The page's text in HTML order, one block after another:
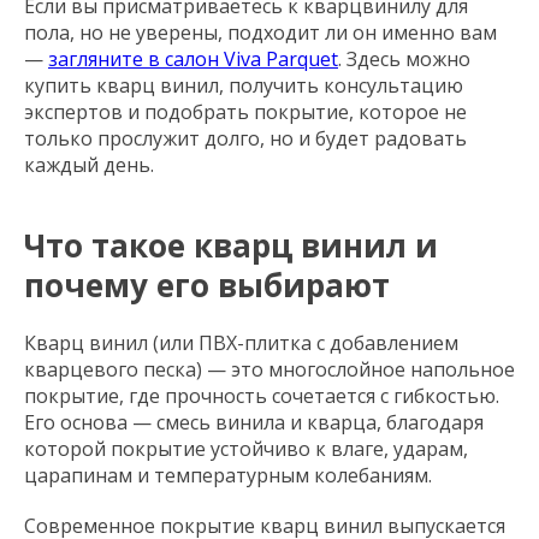
Если вы присматриваетесь к кварцвинилу для
пола, но не уверены, подходит ли он именно вам
—загляните в салон Viva Parquet. Здесь можно
купить кварц винил, получить консультацию
экспертов и подобрать покрытие, которое не
только прослужит долго, но и будет радовать
каждый день.
Что такое кварц винил и
почему его выбирают
Кварц винил (или ПВХ-плитка с добавлением
кварцевого песка) — это многослойное напольное
покрытие, где прочность сочетается с гибкостью.
Его основа — смесь винила и кварца, благодаря
которой покрытие устойчиво к влаге, ударам,
царапинам и температурным колебаниям.
Современное покрытие кварц винил выпускается